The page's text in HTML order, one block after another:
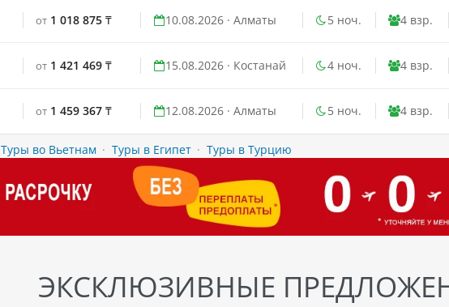
от 1 018 875 ₸ 10.08.2026 · Алматы 5 ноч. 4 взр.
от 1 421 469 ₸ 15.08.2026 · Костанай 4 ноч. 4 взр.
от 1 459 367 ₸ 12.08.2026 · Алматы 5 ноч. 4 взр.
Туры во Вьетнам · Туры в Египет · Туры в Турцию
ЭКСКЛЮЗИВНЫЕ